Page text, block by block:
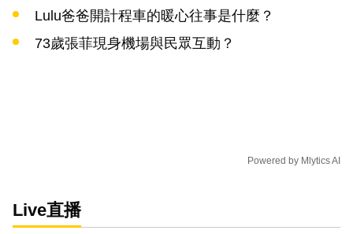
Lulu爸爸開計程車的暖心往事是什麼？
73歲張菲現身機場與民眾互動？
Powered by Mlytics AI
Live直播